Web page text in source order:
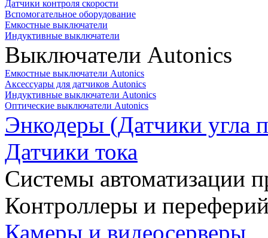
Датчики контроля скорости
Вспомогательное оборудование
Емкостные выключатели
Индуктивные выключатели
Выключатели Autonics
Емкостные выключатели Autonics
Аксессуары для датчиков Autonics
Индуктивные выключатели Autonics
Оптические выключатели Autonics
Энкодеры (Датчики угла
Датчики тока
Системы автоматизации
Контроллеры и
Камеры и видеосерверы